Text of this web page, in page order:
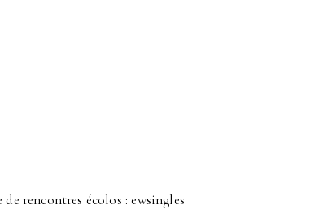
rencontres écolos : ewsingles